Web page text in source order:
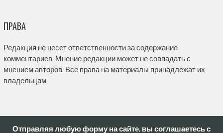
ПРАВА
Редакция не несет ответственности за содержание
комментариев. Мнение редакции может не совпадать с
мнением авторов. Все права на материалы принадлежат их
владельцам.
Отправляя любую форму на сайте, вы соглашаетесь с